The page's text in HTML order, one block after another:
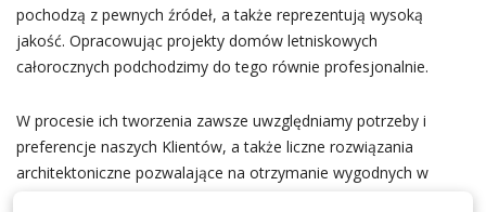
pochodzą z pewnych źródeł, a także reprezentują wysoką
jakość. Opracowując projekty domów letniskowych
całorocznych podchodzimy do tego równie profesjonalnie.
W procesie ich tworzenia zawsze uwzględniamy potrzeby i
preferencje naszych Klientów, a także liczne rozwiązania
architektoniczne pozwalające na otrzymanie wygodnych w